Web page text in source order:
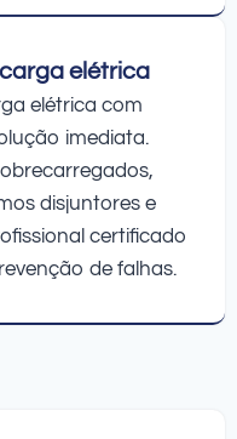
elétrica
elétrica com
imediata.
disjuntores e
certificado
de falhas.